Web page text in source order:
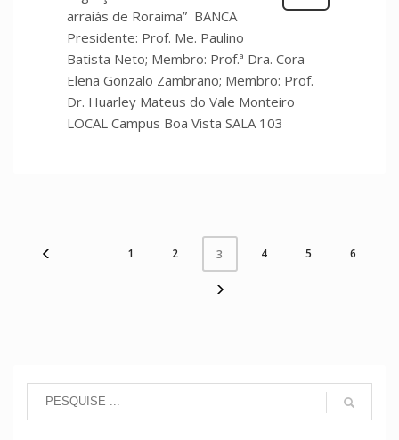
arraiás de Roraima” BANCA
Presidente: Prof. Me. Paulino
Batista Neto; Membro: Prof.ª Dra. Cora
Elena Gonzalo Zambrano; Membro: Prof.
Dr. Huarley Mateus do Vale Monteiro
LOCAL Campus Boa Vista SALA 103
1 2 3 4 5 6